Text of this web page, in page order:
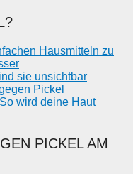
Hausmitteln zu
sie unsichtbar
Pickel
wird deine Haut
PICKEL AM